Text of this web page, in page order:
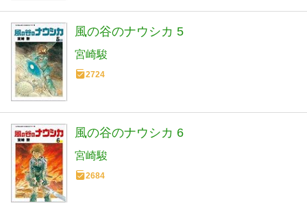
風の谷のナウシカ 5
宮崎駿
2724
風の谷のナウシカ 6
宮崎駿
2684